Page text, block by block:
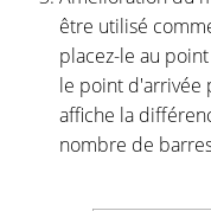
être utilisé
placez-le au
le point d'arrivée
affiche la
nombre de